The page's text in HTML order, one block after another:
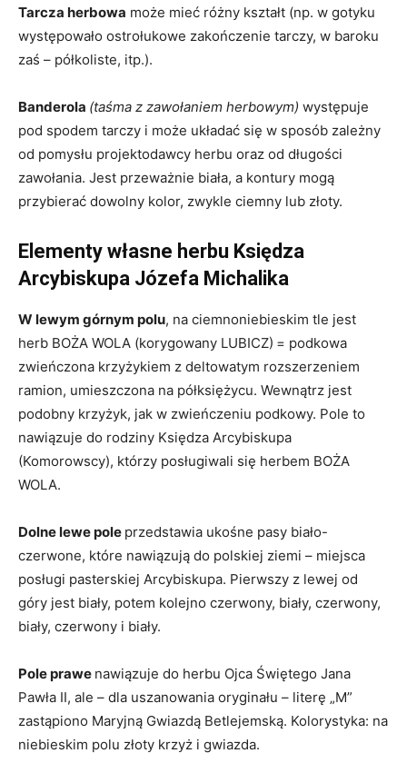
Tarcza herbowa może mieć różny kształt (np. w gotyku
występowało ostrołukowe zakończenie tarczy, w baroku
zaś – półkoliste, itp.).
Banderola (taśma z zawołaniem herbowym) występuje
pod spodem tarczy i może układać się w sposób zależny
od pomysłu projektodawcy herbu oraz od długości
zawołania. Jest przeważnie biała, a kontury mogą
przybierać dowolny kolor, zwykle ciemny lub złoty.
Elementy własne herbu Księdza
Arcybiskupa Józefa Michalika
W lewym górnym polu, na ciemnoniebieskim tle jest
herb BOŻA WOLA (korygowany LUBICZ) = podkowa
zwieńczona krzyżykiem z deltowatym rozszerzeniem
ramion, umieszczona na półksiężycu. Wewnątrz jest
podobny krzyżyk, jak w zwień­czeniu podkowy. Pole to
nawiązuje do rodziny Księdza Arcybiskupa
(Komorowscy), którzy posługiwali się herbem BOŻA
WOLA.
Dolne lewe pole przedstawia ukośne pasy biało-
czerwone, które nawiązują do polskiej ziemi – miejsca
posługi pasterskiej Arcybiskupa. Pierwszy z lewej od
góry jest biały, potem kolejno czerwony, biały, czerwony,
biały, czerwony i biały.
Pole prawe nawiązuje do herbu Ojca Świętego Jana
Pawła II, ale – dla uszano­wania oryginału – literę „M”
zastą­piono Maryjną Gwiazdą Betlejemską. Kolorystyka: na
niebieskim polu złoty krzyż i gwiazda.